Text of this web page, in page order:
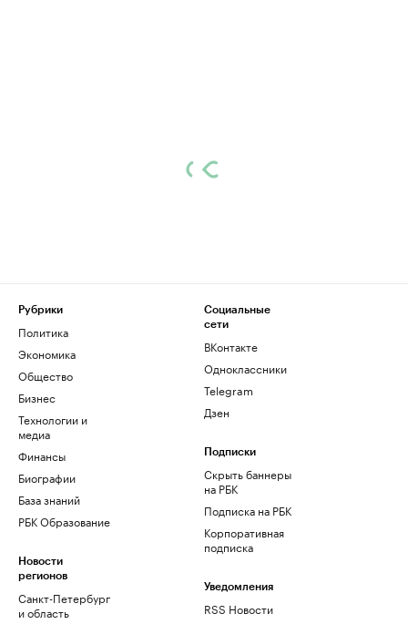
Рубрики
Политика
Экономика
Общество
Бизнес
Технологии и
медиа
Финансы
Биографии
База знаний
РБК Образование
Новости
регионов
Санкт-Петербург
и область
Социальные
сети
ВКонтакте
Одноклассники
Telegram
Дзен
Подписки
Скрыть баннеры
на РБК
Подписка на РБК
Корпоративная
подписка
Уведомления
RSS Новости